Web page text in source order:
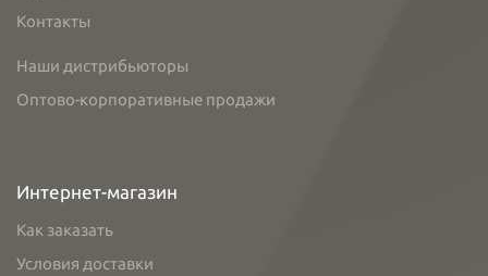
Контакты
Наши дистрибьюторы
Оптово-корпоративные продажи
Интернет-магазин
Как заказать
Условия доставки